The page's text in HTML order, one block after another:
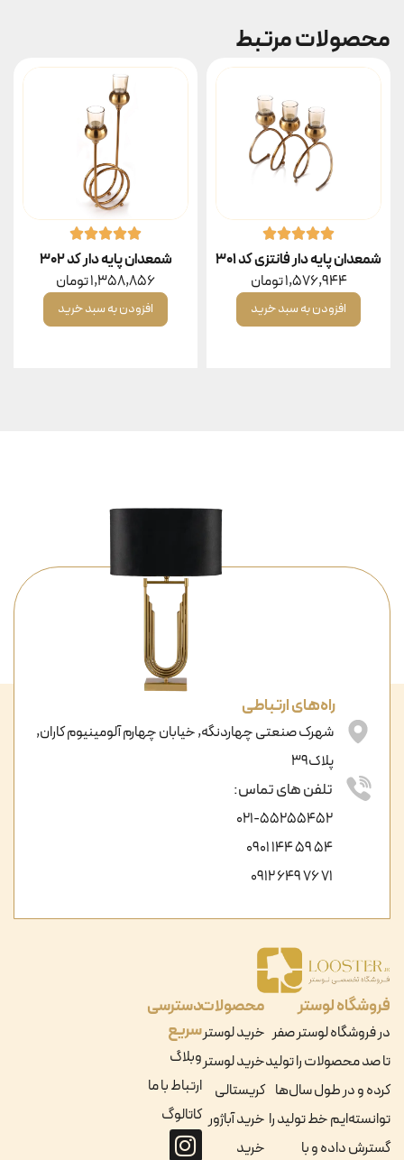
محصولات مرتبط
شمعدان پایه دار فانتزی کد ۳۰۱
1,576,944تومان
افزودن به سبد خرید
شمعدان پایه دار کد ۳۰۲
1,358,856تومان
افزودن به سبد خرید
فروشگاه لوستر
در فروشگاه لوستر صفر
تا صد محصولات را تولید
کرده و در طول سال‌ها
توانسته‌ایم خط تولید را
گسترش داده و با
محصولات
خرید لوستر
خرید لوستر
کریستالی
خرید آباژور
خرید
دسترسی
سریع
وبلاگ
ارتباط با ما
کاتالوگ
راه‌های ارتباطی
شهرک صنعتی چهاردنگه, خیابان چهارم آلومینیوم کاران,
پلاک39
تلفن های تماس:
021-55255452
54 59 144 0901
71 76 649 0912